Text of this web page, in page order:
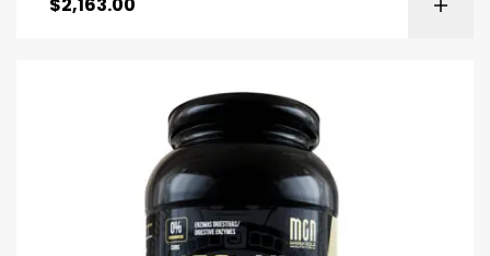
$2,163.00